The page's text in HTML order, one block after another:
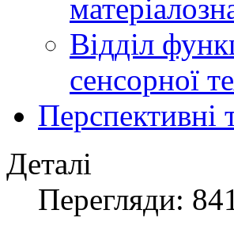
Відділ
сенсорної
Перспективні
Деталі
Перегляди: